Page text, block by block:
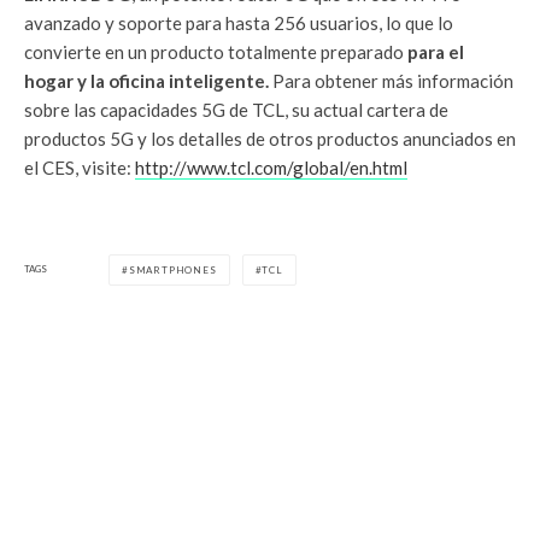
avanzado y soporte para hasta 256 usuarios, lo que lo
convierte en un producto totalmente preparado para el
hogar y la oficina inteligente. Para obtener más información
sobre las capacidades 5G de TCL, su actual cartera de
productos 5G y los detalles de otros productos anunciados en
el CES, visite: http://www.tcl.com/global/en.html
TAGS SMARTPHONES TCL